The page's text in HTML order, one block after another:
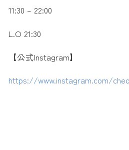
11:30 – 22:00
L.O 21:30
【公式Instagram】
https://www.instagram.com/